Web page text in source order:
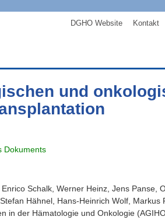
DGHO Website Kontakt
und
Dokuments
Enrico Schalk, Werner Heinz, Jens Panse,
Stefan Hähnel, Hans-Heinrich Wolf, Markus
in der Hämatologie und Onkologie